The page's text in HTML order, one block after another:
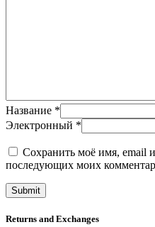
Название *
Электронный *
Сохранить моё имя, email и
последующих моих
Returns and Exchanges